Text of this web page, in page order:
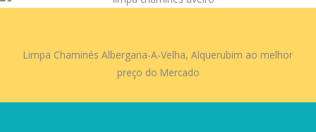
Limpa Chaminés Albergaria-A-Velha, Alquerubim ao melhor
preço do Mercado